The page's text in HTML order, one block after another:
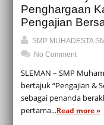
Penghargaan
Pengajian
SMP MUHADESTA
No Comment
SLEMAN – SMP
bertajuk “Pengajian &
sebagai penanda
pertama...Read more »